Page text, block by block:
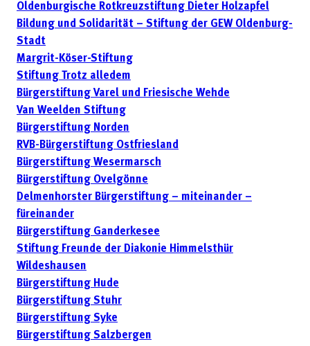
Oldenburgische Rotkreuzstiftung Dieter Holzapfel
Bildung und Solidarität – Stiftung der GEW Oldenburg-
Stadt
Margrit-Köser-Stiftung
Stiftung Trotz alledem
Bürgerstiftung Varel und Friesische Wehde
Van Weelden Stiftung
Bürgerstiftung Norden
RVB-Bürgerstiftung Ostfriesland
Bürgerstiftung Wesermarsch
Bürgerstiftung Ovelgönne
Delmenhorster Bürgerstiftung – miteinander –
füreinander
Bürgerstiftung Ganderkesee
Stiftung Freunde der Diakonie Himmelsthür
Wildeshausen
Bürgerstiftung Hude
Bürgerstiftung Stuhr
Bürgerstiftung Syke
Bürgerstiftung Salzbergen